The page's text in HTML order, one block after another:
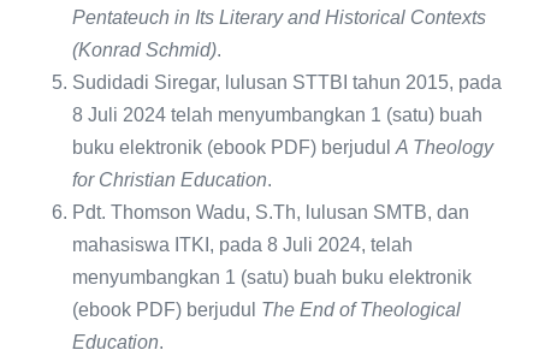
Pentateuch in Its Literary and Historical Contexts
(Konrad Schmid).
Sudidadi Siregar, lulusan STTBI tahun 2015, pada
8 Juli 2024 telah menyumbangkan 1 (satu) buah
buku elektronik (ebook PDF) berjudul A Theology
for Christian Education.
Pdt. Thomson Wadu, S.Th, lulusan SMTB, dan
mahasiswa ITKI, pada 8 Juli 2024, telah
menyumbangkan 1 (satu) buah buku elektronik
(ebook PDF) berjudul The End of Theological
Education.